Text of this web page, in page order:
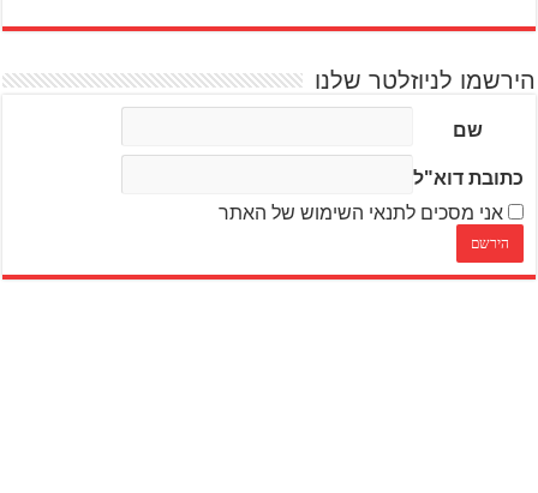
הירשמו לניוזלטר שלנו
שם
כתובת דוא"ל
אני מסכים לתנאי השימוש של האתר